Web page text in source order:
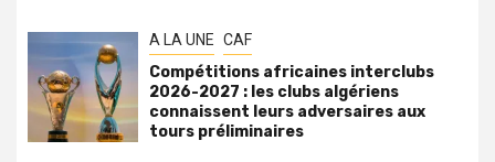
A LA UNE CAF
Compétitions africaines interclubs
2026-2027 : les clubs algériens
connaissent leurs adversaires aux
tours préliminaires